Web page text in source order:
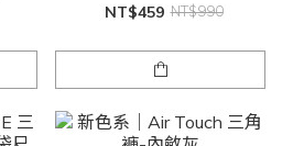
NT$459 NT$990